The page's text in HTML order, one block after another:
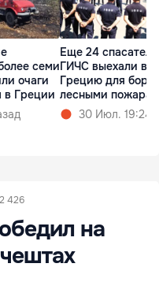
семи
очаги
в Греции
Еще 24 спасателя
ГИЧС выехали в
Грецию для
лесными
30 Июл. 19:24
426
на